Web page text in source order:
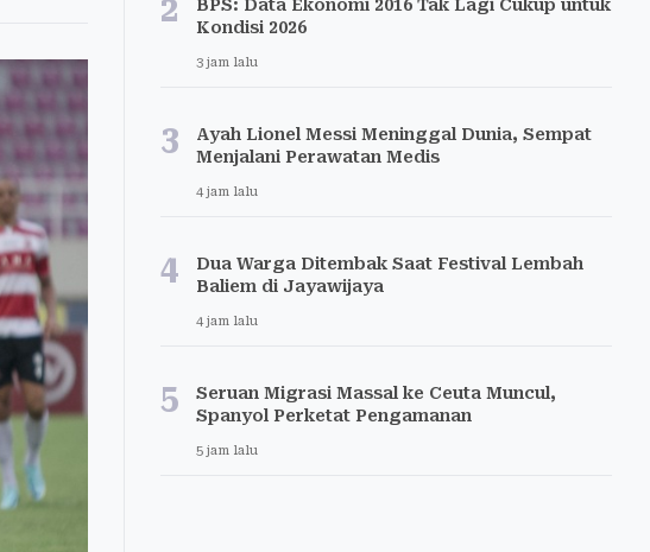
2
BPS: Data Ekonomi 2016 Tak Lagi Cukup untuk
Kondisi 2026
3 jam lalu
3
Ayah Lionel Messi Meninggal Dunia, Sempat
Menjalani Perawatan Medis
4 jam lalu
4
Dua Warga Ditembak Saat Festival Lembah
Baliem di Jayawijaya
4 jam lalu
5
Seruan Migrasi Massal ke Ceuta Muncul,
Spanyol Perketat Pengamanan
5 jam lalu